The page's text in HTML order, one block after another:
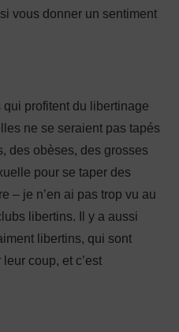
vous donner un sentiment
profitent du libertinage
ne se seraient pas tapés
des obèses, des grosses
pour se taper des
– je n’en ai pas trop vu au
libertins. Il y a aussi
libertins, qui sont
coup, et c’est